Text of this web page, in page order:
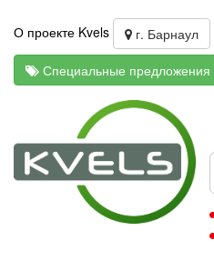
О проекте Kvels г. Барнаул
Специальные предложения